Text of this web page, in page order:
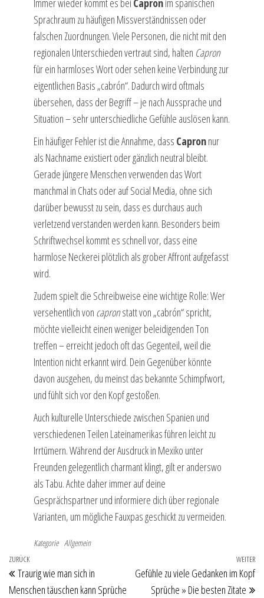
Immer wieder kommt es bei Capronim spanischen
Sprachraum zu häufigen Missverständnissen oder
falschen Zuordnungen. Viele Personen, die nicht mit den
regionalen Unterschieden vertraut sind, halten Capron
für ein harmloses Wort oder sehen keine Verbindung zur
eigentlichen Basis „cabrón“. Dadurch wird oftmals
übersehen, dass der Begriff – je nach Aussprache und
Situation – sehr unterschiedliche Gefühle auslösen kann.
Ein häufiger Fehler ist die Annahme, dass Capronnur
als Nachname existiert oder gänzlich neutral bleibt.
Gerade jüngere Menschen verwenden das Wort
manchmal in Chats oder auf Social Media, ohne sich
darüber bewusst zu sein, dass es durchaus auch
verletzend verstanden werden kann. Besonders beim
Schriftwechsel kommt es schnell vor, dass eine
harmlose Neckerei plötzlich als grober Affront aufgefasst
wird.
Zudem spielt die Schreibweise eine wichtige Rolle: Wer
versehentlich von capronstatt von „cabrón“ spricht,
möchte vielleicht einen weniger beleidigenden Ton
treffen – erreicht jedoch oft das Gegenteil, weil die
Intention nicht erkannt wird. Dein Gegenüber könnte
davon ausgehen, du meinst das bekannte Schimpfwort,
und fühlt sich vor den Kopf gestoßen.
Auch kulturelle Unterschiede zwischen Spanien und
verschiedenen Teilen Lateinamerikas führen leicht zu
Irrtümern. Während der Ausdruck in Mexiko unter
Freunden gelegentlich charmant klingt, gilt er anderswo
als Tabu. Achte daher immer auf deine
Gesprächspartner und informiere dich über regionale
Varianten, um mögliche Fauxpas geschickt zu vermeiden.
Kategorie Allgemein
Beitragsnavigation
Vorheriger
Beitrag
ZURÜCK
Traurig wie man sich in
Menschen täuschen kann Sprüche
WEITER
Gefühle zu viele Gedanken im Kopf
Sprüche » Die besten Zitate